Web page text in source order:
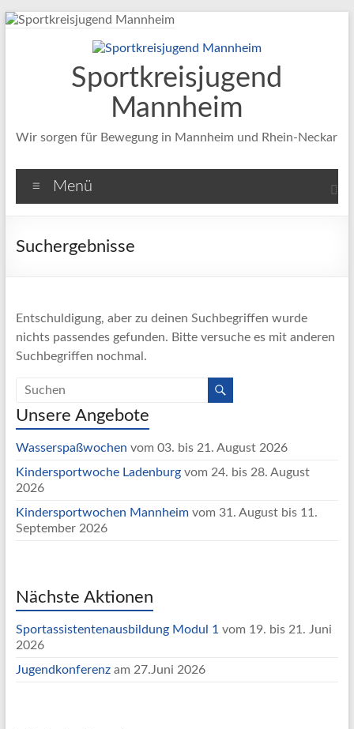
Zum
Sportkreisjugend
Mannheim
Wir sorgen für Bewegung in Mannheim und Rhein-Neckar
Menü
Suchergebnisse
Entschuldigung, aber zu deinen Suchbegriffen wurde
nichts passendes gefunden. Bitte versuche es mit anderen
Suchbegriffen nochmal.
Unsere Angebote
Wasserspaßwochen vom 03. bis 21. August 2026
Kindersportwoche Ladenburgvom 24. bis 28. August
2026
Kindersportwochen Mannheim vom 31. August bis 11.
September 2026
Nächste Aktionen
Sportassistentenausbildung Modul 1 vom 19. bis 21. Juni
2026
Jugendkonferenzam 27.Juni 2026